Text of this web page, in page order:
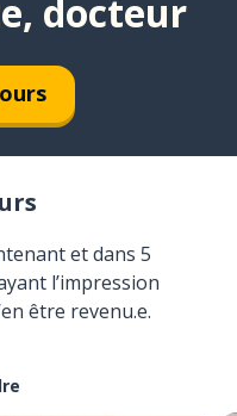
docteur
et dans 5
l’impression
être revenu.e.